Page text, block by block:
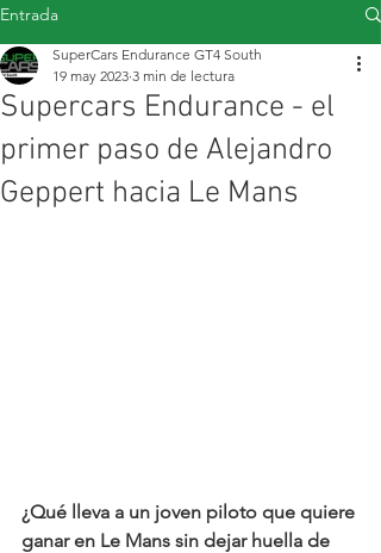
Entrada
Supercars Endurance - el
primer paso de Alejandro
Geppert hacia Le Mans
SuperCars Endurance GT4 South
19 may 2023 3 min de lectura
¿Qué lleva a un joven piloto que quiere
ganar en Le Mans sin dejar huella de